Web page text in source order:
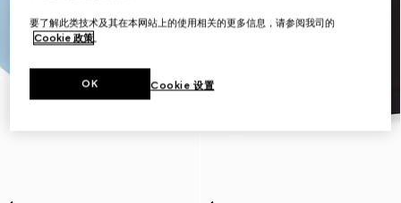
要了解此类技术及其在本网站上的使用相关的更多信息，请参阅我司的
Cookie 政策。
Cookie 设置
OK